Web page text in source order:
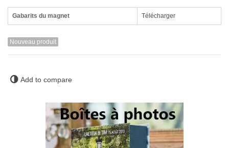
Gabarits du magnet Télécharger
Nouveau produit
Add to compare